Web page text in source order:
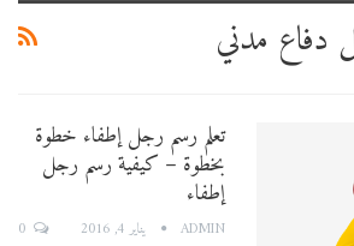
دفاع مدني
تعلم رسم رجل إطفاء خطوة
بخطوة – كيفية رسم رجل
إطفاء
ADMIN يناير 4, 2016